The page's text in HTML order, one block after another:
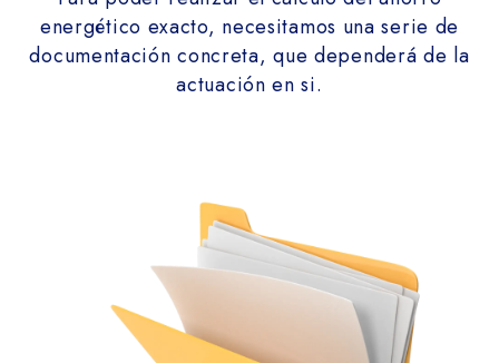
energético exacto, necesitamos una serie de
documentación concreta, que dependerá de la
actuación en si.